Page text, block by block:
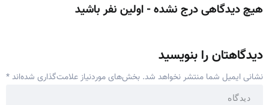
هیچ دیدگاهی درج نشده - اولین نفر باشید
دیدگاهتان را بنویسید
نشانی ایمیل شما منتشر نخواهد شد. بخش‌های موردنیاز علامت‌گذاری شده‌اند*